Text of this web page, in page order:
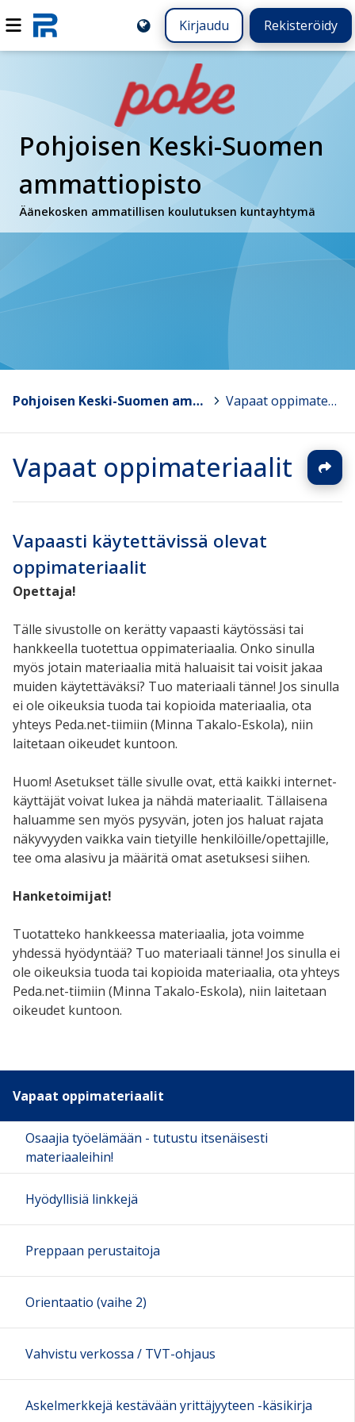
Kirjaudu Rekisteröidy
Pohjoisen Keski-Suomen
ammattiopisto
Äänekosken ammatillisen koulutuksen kuntayhtymä
Pohjoisen Keski-Suomen ammattiopisto > Vapaat oppimateriaalit
Vapaat oppimateriaalit
Vapaasti käytettävissä olevat
oppimateriaalit
Opettaja!
Tälle sivustolle on kerätty vapaasti käytössäsi tai
hankkeella tuotettua oppimateriaalia. Onko sinulla
myös jotain materiaalia mitä haluaisit tai voisit jakaa
muiden käytettäväksi? Tuo materiaali tänne! Jos sinulla
ei ole oikeuksia tuoda tai kopioida materiaalia, ota
yhteys Peda.net-tiimiin (Minna Takalo-Eskola), niin
laitetaan oikeudet kuntoon.
Huom! Asetukset tälle sivulle ovat, että kaikki internet-
käyttäjät voivat lukea ja nähdä materiaalit. Tällaisena
haluamme sen myös pysyvän, joten jos haluat rajata
näkyvyyden vaikka vain tietyille henkilöille/opettajille,
tee oma alasivu ja määritä omat asetuksesi siihen.
Hanketoimijat!
Tuotatteko hankkeessa materiaalia, jota voimme
yhdessä hyödyntää? Tuo materiaali tänne! Jos sinulla ei
ole oikeuksia tuoda tai kopioida materiaalia, ota yhteys
Peda.net-tiimiin (Minna Takalo-Eskola), niin laitetaan
oikeudet kuntoon.
Vapaat oppimateriaalit
Osaajia työelämään - tutustu itsenäisesti
materiaaleihin!
Hyödyllisiä linkkejä
Preppaan perustaitoja
Orientaatio (vaihe 2)
Vahvistu verkossa / TVT-ohjaus
Askelmerkkejä kestävään yrittäjyyteen -käsikirja